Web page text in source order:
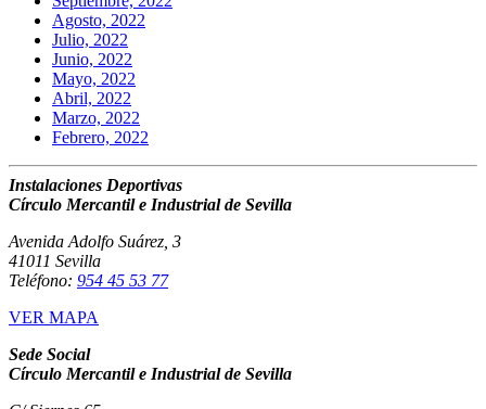
Agosto, 2022
Julio, 2022
Junio, 2022
Mayo, 2022
Abril, 2022
Marzo, 2022
Febrero, 2022
Instalaciones Deportivas
Círculo Mercantil e Industrial de Sevilla
Avenida Adolfo Suárez, 3
41011 Sevilla
Teléfono: 954 45 53 77
VER MAPA
Sede Social
Círculo Mercantil e Industrial de Sevilla